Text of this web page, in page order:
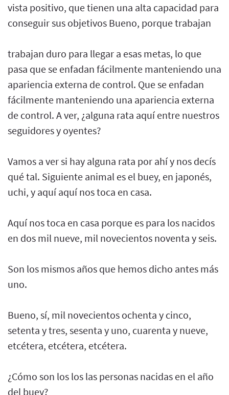
vista positivo, que tienen una alta capacidad para
conseguir sus objetivos Bueno, porque trabajan
trabajan duro para llegar a esas metas, lo que
pasa que se enfadan fácilmente manteniendo una
apariencia externa de control. Que se enfadan
fácilmente manteniendo una apariencia externa
de control. A ver, ¿alguna rata aquí entre nuestros
seguidores y oyentes?
Vamos a ver si hay alguna rata por ahí y nos decís
qué tal. Siguiente animal es el buey, en japonés,
uchi, y aquí aquí nos toca en casa.
Aquí nos toca en casa porque es para los nacidos
en dos mil nueve, mil novecientos noventa y seis.
Son los mismos años que hemos dicho antes más
uno.
Bueno, sí, mil novecientos ochenta y cinco,
setenta y tres, sesenta y uno, cuarenta y nueve,
etcétera, etcétera, etcétera.
¿Cómo son los los las personas nacidas en el año
del buey?